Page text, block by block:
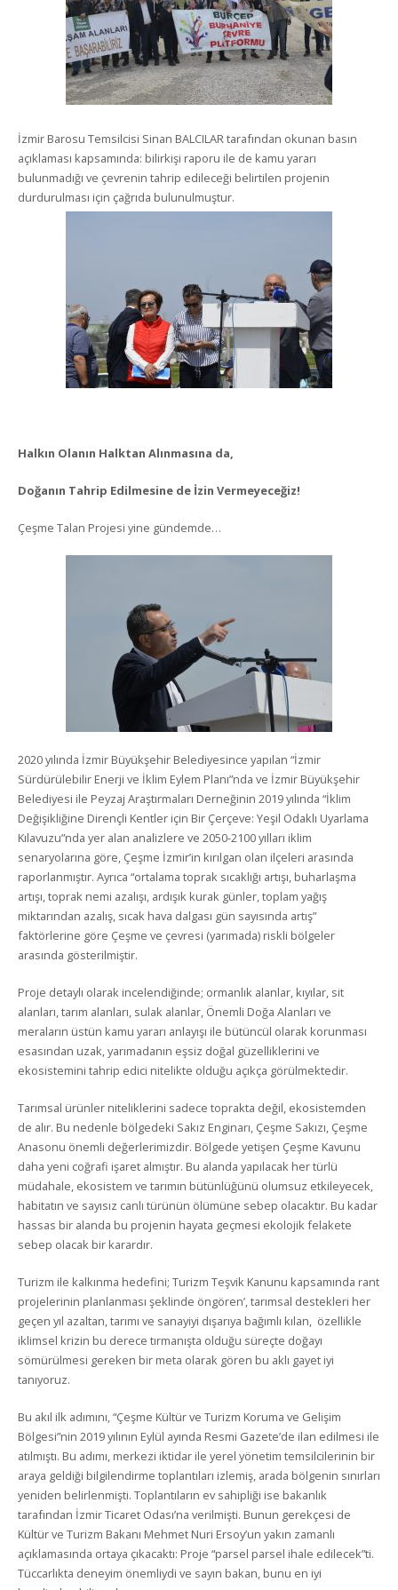
İzmir Barosu Temsilcisi Sinan BALCILAR tarafından okunan basın
açıklaması kapsamında: bilirkişi raporu ile de kamu yararı
bulunmadığı ve çevrenin tahrip edileceği belirtilen projenin
durdurulması için çağrıda bulunulmuştur.
Halkın Olanın Halktan Alınmasına da,
Doğanın Tahrip Edilmesine de İzin Vermeyeceğiz!
Çeşme Talan Projesi yine gündemde…
2020 yılında İzmir Büyükşehir Belediyesince yapılan “İzmir
Sürdürülebilir Enerji ve İklim Eylem Planı”nda ve İzmir Büyükşehir
Belediyesi ile Peyzaj Araştırmaları Derneğinin 2019 yılında “İklim
Değişikliğine Dirençli Kentler için Bir Çerçeve: Yeşil Odaklı Uyarlama
Kılavuzu”nda yer alan analizlere ve 2050-2100 yılları iklim
senaryolarına göre, Çeşme İzmir’in kırılgan olan ilçeleri arasında
raporlanmıştır. Ayrıca “ortalama toprak sıcaklığı artışı, buharlaşma
artışı, toprak nemi azalışı, ardışık kurak günler, toplam yağış
miktarından azalış, sıcak hava dalgası gün sayısında artış”
faktörlerine göre Çeşme ve çevresi (yarımada) riskli bölgeler
arasında gösterilmiştir.
Proje detaylı olarak incelendiğinde; ormanlık alanlar, kıyılar, sit
alanları, tarım alanları, sulak alanlar, Önemli Doğa Alanları ve
meraların üstün kamu yararı anlayışı ile bütüncül olarak korunması
esasından uzak, yarımadanın eşsiz doğal güzelliklerini ve
ekosistemini tahrip edici nitelikte olduğu açıkça görülmektedir.
Tarımsal ürünler niteliklerini sadece toprakta değil, ekosistemden
de alır. Bu nedenle bölgedeki Sakız Enginarı, Çeşme Sakızı, Çeşme
Anasonu önemli değerlerimizdir. Bölgede yetişen Çeşme Kavunu
daha yeni coğrafi işaret almıştır. Bu alanda yapılacak her türlü
müdahale, ekosistem ve tarımın bütünlüğünü olumsuz etkileyecek,
habitatın ve sayısız canlı türünün ölümüne sebep olacaktır. Bu kadar
hassas bir alanda bu projenin hayata geçmesi ekolojik felakete
sebep olacak bir karardır.
Turizm ile kalkınma hedefini; Turizm Teşvik Kanunu kapsamında rant
projelerinin planlanması şeklinde öngören’, tarımsal destekleri her
geçen yıl azaltan, tarımı ve sanayiyi dışarıya bağımlı kılan, özellikle
iklimsel krizin bu derece tırmanışta olduğu süreçte doğayı
sömürülmesi gereken bir meta olarak gören bu aklı gayet iyi
tanıyoruz.
Bu akıl ilk adımını, “Çeşme Kültür ve Turizm Koruma ve Gelişim
Bölgesi”nin 2019 yılının Eylül ayında Resmi Gazete’de ilan edilmesi ile
atılmıştı. Bu adımı, merkezi iktidar ile yerel yönetim temsilcilerinin bir
araya geldiği bilgilendirme toplantıları izlemiş, arada bölgenin sınırları
yeniden belirlenmişti. Toplantıların ev sahipliği ise bakanlık
tarafından İzmir Ticaret Odası’na verilmişti. Bunun gerekçesi de
Kültür ve Turizm Bakanı Mehmet Nuri Ersoy’un yakın zamanlı
açıklamasında ortaya çıkacaktı: Proje “parsel parsel ihale edilecek”ti.
Tüccarlıkta deneyim önemliydi ve sayın bakan, bunu en iyi